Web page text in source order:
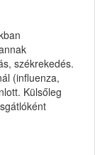
székrekedés.
(influenza,
Külsőleg